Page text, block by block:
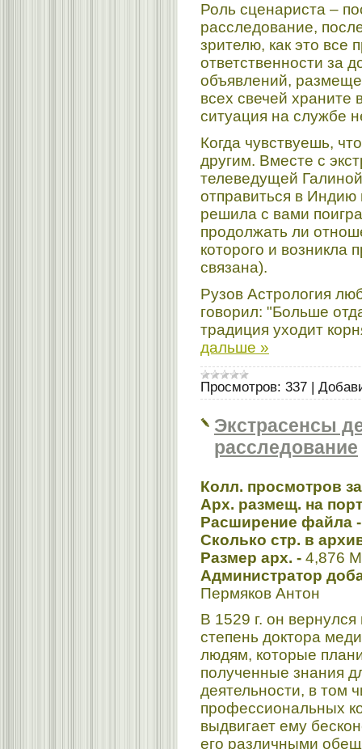
Роль сценариста –
расследование,
зрителю, как это все
ответственности за
объявлений,
всех свечей храните
ситуация на службе
Когда чувствуешь,
другим. Вместе с
телеведущей
отправиться в Индию
решила с вами
продолжать ли
которого и возникла
связана).
Рузов Астрология
говорил: "Больше
традиция уходит
дальше »
Просмотров: 337 |
Экстрасенсы
расследование
Колл. просмотров
Арх. размещ. на
Расширение файла
Сколько стр. в
Размер арх. - 4,876
Администратор
Пермяков Антон
В 1529 г. он
степень доктора
людям, которые
полученные знания
деятельности, в том
профессиональных
выдвигает ему
его различными